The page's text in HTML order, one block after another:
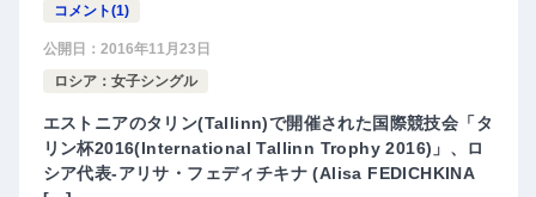
コメント(1)
公開日： 2016年11月23日
ロシア：女子シングル
エストニアのタリン(Tallinn)で開催された国際競技会「タ
リン杯2016(International Tallinn Trophy 2016)」、ロ
シア代表-アリサ・フェディチキナ (Alisa FEDICHKINA